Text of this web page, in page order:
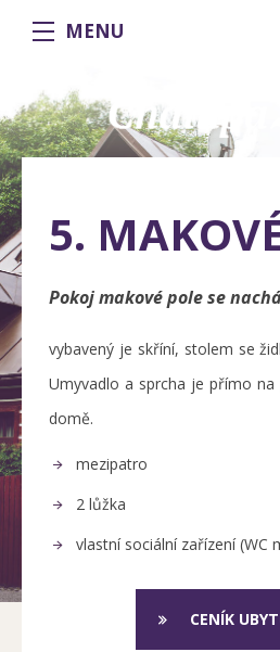
MENU
5.
Pokoj makové pole se
vybavený je skříní, stolem se
Umyvadlo a sprcha je přímo
domě.
mezipatro
2 lůžka
vlastní sociální zařízení (WC
CENÍK